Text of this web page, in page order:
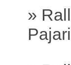
»